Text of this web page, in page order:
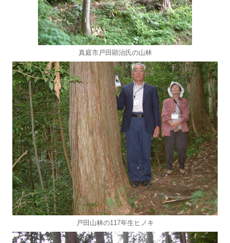
真庭市戸田顕治氏の山林
戸田山林の117年生ヒノキ